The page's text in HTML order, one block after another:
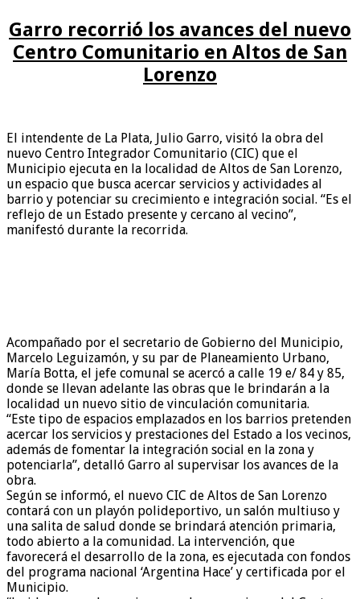
Garro recorrió los avances del nuevo
Centro Comunitario en Altos de San
Lorenzo
El intendente de La Plata, Julio Garro, visitó la obra del
nuevo Centro Integrador Comunitario (CIC) que el
Municipio ejecuta en la localidad de Altos de San Lorenzo,
un espacio que busca acercar servicios y actividades al
barrio y potenciar su crecimiento e integración social. “Es el
reflejo de un Estado presente y cercano al vecino”,
manifestó durante la recorrida.
Acompañado por el secretario de Gobierno del Municipio,
Marcelo Leguizamón, y su par de Planeamiento Urbano,
María Botta, el jefe comunal se acercó a calle 19 e/ 84 y 85,
donde se llevan adelante las obras que le brindarán a la
localidad un nuevo sitio de vinculación comunitaria.
“Este tipo de espacios emplazados en los barrios pretenden
acercar los servicios y prestaciones del Estado a los vecinos,
además de fomentar la integración social en la zona y
potenciarla”, detalló Garro al supervisar los avances de la
obra.
Según se informó, el nuevo CIC de Altos de San Lorenzo
contará con un playón polideportivo, un salón multiuso y
una salita de salud donde se brindará atención primaria,
todo abierto a la comunidad. La intervención, que
favorecerá el desarrollo de la zona, es ejecutada con fondos
del programa nacional ‘Argentina Hace’ y certificada por el
Municipio.